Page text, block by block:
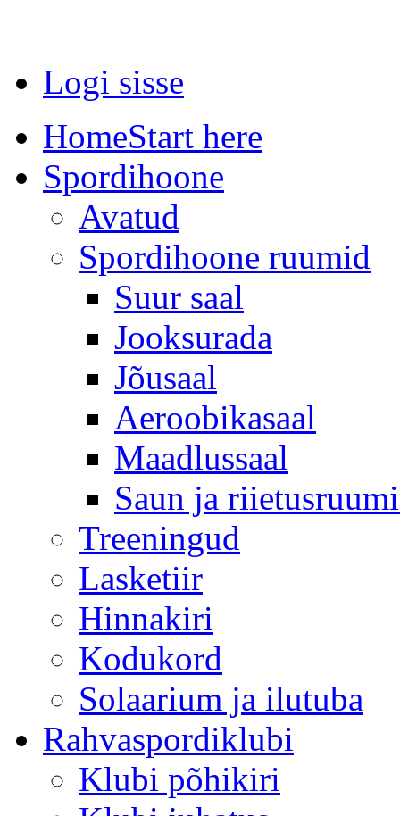
Logi sisse
HomeStart here
Spordihoone
Avatud
Spordihoone ruumid
Suur saal
Jooksurada
Jõusaal
Aeroobikasaal
Maadlussaal
Saun ja
Treeningud
Lasketiir
Hinnakiri
Kodukord
Solaarium ja ilutuba
Rahvaspordiklubi
Klubi põhikiri